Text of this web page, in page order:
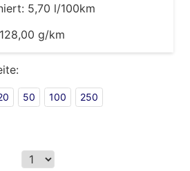
5,70 l/100km
128,00 g/km
50 100 250